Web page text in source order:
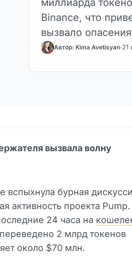
Binance, что
вызвало
Сообщество
обещаний о
Автор: Kima Avetisyan 21
вызвала волну
вспыхнула бурная
активность проекта Pump.
24 часа на
2 млрд токенов
около $70 млн.